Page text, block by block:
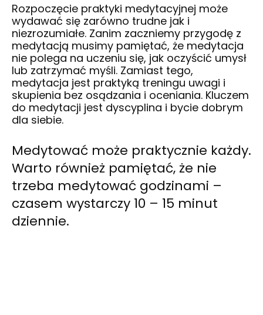
Rozpoczęcie praktyki medytacyjnej może
wydawać się zarówno trudne jak i
niezrozumiałe. Zanim zaczniemy przygodę z
medytacją musimy pamiętać, że medytacja
nie polega na uczeniu się, jak oczyścić umysł
lub zatrzymać myśli. Zamiast tego,
medytacja jest praktyką treningu uwagi i
skupienia bez osądzania i oceniania. Kluczem
do medytacji jest dyscyplina i bycie dobrym
dla siebie.
Medytować może praktycznie każdy.
Warto również pamiętać, że nie
trzeba medytować godzinami –
czasem wystarczy 10 – 15 minut
dziennie.